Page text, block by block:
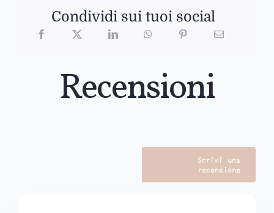
Condividi sui tuoi social
Recensioni
Scrivi una
recensione